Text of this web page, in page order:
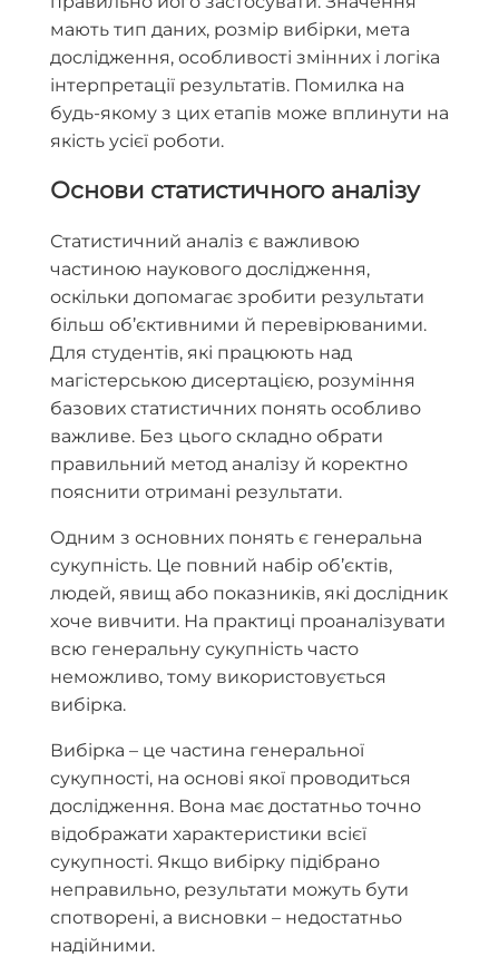
мають тип даних, розмір вибірки, мета
дослідження, особливості змінних і логіка
інтерпретації результатів. Помилка на
будь-якому з цих етапів може вплинути на
якість усієї роботи.
Основи статистичного аналізу
Статистичний аналіз є важливою
частиною наукового дослідження,
оскільки допомагає зробити результати
більш об’єктивними й перевірюваними.
Для студентів, які працюють над
магістерською дисертацією, розуміння
базових статистичних понять особливо
важливе. Без цього складно обрати
правильний метод аналізу й коректно
пояснити отримані результати.
Одним з основних понять є генеральна
сукупність. Це повний набір об’єктів,
людей, явищ або показників, які дослідник
хоче вивчити. На практиці проаналізувати
всю генеральну сукупність часто
неможливо, тому використовується
вибірка.
Вибірка – це частина генеральної
сукупності, на основі якої проводиться
дослідження. Вона має достатньо точно
відображати характеристики всієї
сукупності. Якщо вибірку підібрано
неправильно, результати можуть бути
спотворені, а висновки – недостатньо
надійними.